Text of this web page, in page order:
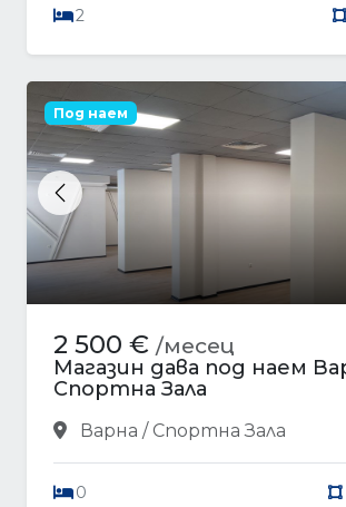
2
Previous
Под наем
2 500 € /месец
Магазин дава под наем
Спортна Зала
Варна / Спортна Зала
0